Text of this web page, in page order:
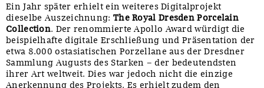
Ein Jahr später erhielt ein weiteres Digitalprojekt
dieselbe Auszeichnung: The Royal Dresden Porcelain
Collection. Der renommierte Apollo Award würdigt die
beispielhafte digitale Erschließung und Präsentation der
etwa 8.000 ostasiatischen Porzellane aus der Dresdner
Sammlung Augusts des Starken – der bedeutendsten
ihrer Art weltweit. Dies war jedoch nicht die einzige
Anerkennung des Projekts. Es erhielt zudem den